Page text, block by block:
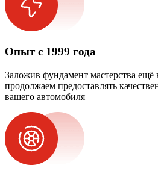
Опыт с 1999 года
Заложив фундамент мастерства ещё
продолжаем предоставлять
вашего автомобиля